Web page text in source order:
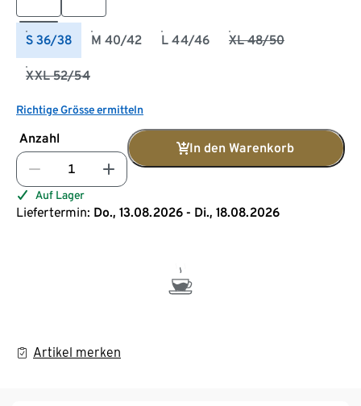
S 36/38 M 40/42 L 44/46 XL 48/50
XXL 52/54
Richtige Grösse ermitteln
Anzahl
In den Warenkorb
Auf Lager
Liefertermin: Do., 13.08.2026 - Di., 18.08.2026
Artikel merken